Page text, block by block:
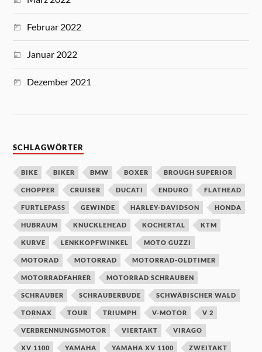
Februar 2022
Januar 2022
Dezember 2021
SCHLAGWÖRTER
BIKE BIKER BMW BOXER BROUGH SUPERIOR
CHOPPER CRUISER DUCATI ENDURO FLATHEAD
FURTLEPASS GEWINDE HARLEY-DAVIDSON HONDA
HUBRAUM KNUCKLEHEAD KOCHERTAL KTM
KURVE LENKKOPFWINKEL MOTO GUZZI
MOTORAD MOTORRAD MOTORRAD-OLDTIMER
MOTORRADFAHRER MOTORRAD SCHRAUBEN
SCHRAUBER SCHRAUBERBUDE SCHWÄBISCHER WALD
TORNAX TOUR TRIUMPH V-MOTOR V 2
VERBRENNUNGSMOTOR VIERTAKT VIRAGO
XV 1100 YAMAHA YAMAHA XV 1100 ZWEITAKT